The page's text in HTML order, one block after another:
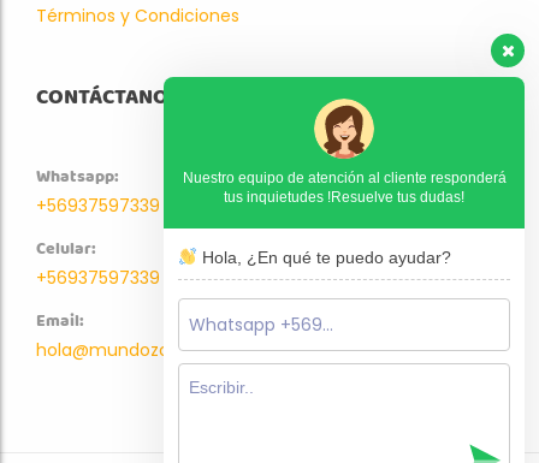
Términos y Condiciones
CONTÁCTANOS
Whatsapp:
+56937597339
Celular:
+56937597339
Email:
hola@mundozoo.cl
Nuestro equipo de atención al cliente responderá
tus inquietudes !Resuelve tus dudas!
Hola, ¿En qué te puedo ayudar?